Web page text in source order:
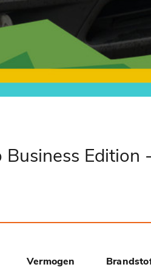
Edition
Vermogen